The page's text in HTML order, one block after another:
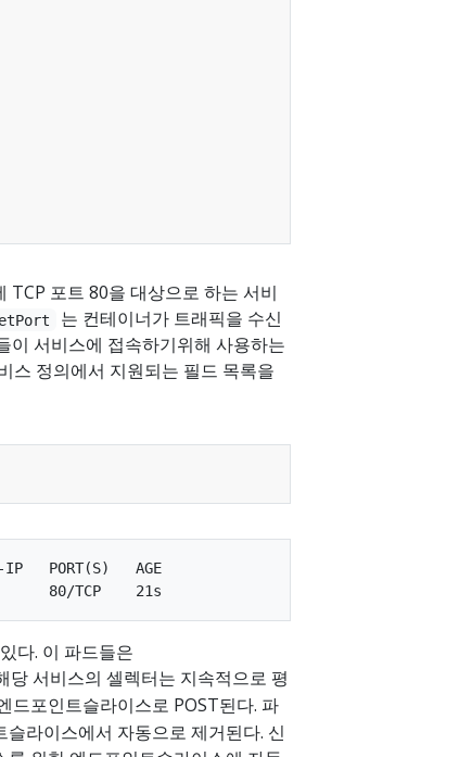
포트 80을 대상으로 하는 서비
는 컨테이너가 트래픽을 수신
서비스에 접속하기위해 사용하는
스 정의에서 지원되는 필드 목록을
PORT(S)   AGE
다. 이 파드들은
당 서비스의 셀렉터는 지속적으로 평
드포인트슬라이스로 POST된다. 파
라이스에서 자동으로 제거된다. 신